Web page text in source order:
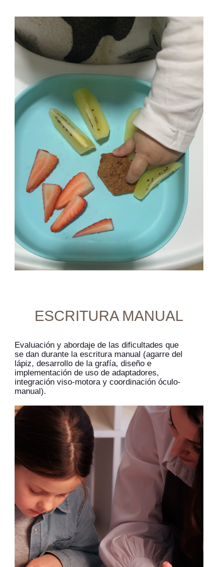
ESCRITURA MANUAL
Evaluación y abordaje de las dificultades que
se dan durante la escritura manual (agarre del
lápiz, desarrollo de la grafía, diseño e
implementación de uso de adaptadores,
integración viso-motora y coordinación óculo-
manual).